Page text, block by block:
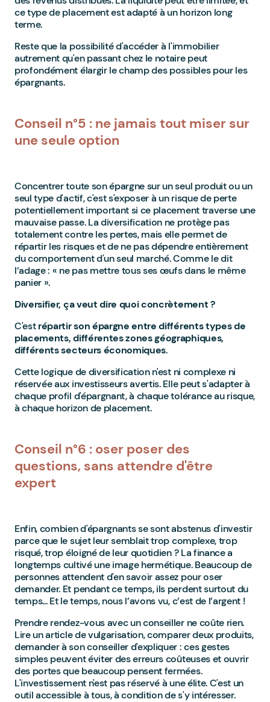
ce type de placement est adapté à un horizon long
terme.
Reste que la possibilité d'accéder à l'immobilier
autrement qu'en passant chez le notaire peut
profondément élargir le champ des possibles pour les
épargnants.
Conseil n°5 : ne jamais tout miser sur
une seule option
Concentrer toute son épargne sur un seul produit ou un
seul type d'actif, c'est s'exposer à un risque de perte
potentiellement important si ce placement traverse une
mauvaise passe. La diversification ne protège pas
totalement contre les pertes, mais elle permet de
répartir les risques et de ne pas dépendre entièrement
du comportement d'un seul marché. Comme le dit
l’adage : « ne pas mettre tous ses œufs dans le même
panier ».
Diversifier, ça veut dire quoi concrètement ?
C'estrépartir son épargne entre différents types de
placements, différentes zones géographiques,
différents secteurs économiques.
Cette logique de diversification n'est ni complexe ni
réservée aux investisseurs avertis. Elle peut s'adapter à
chaque profil d'épargnant, à chaque tolérance au risque,
à chaque horizon de placement.
Conseil n°6 : oser poser des
questions, sans attendre d'être
expert
Enfin, combien d'épargnants se sont abstenus d'investir
parce que le sujet leur semblait trop complexe, trop
risqué, trop éloigné de leur quotidien ? La finance a
longtemps cultivé une image hermétique. Beaucoup de
personnes attendent d'en savoir assez pour oser
demander. Et pendant ce temps, ils perdent surtout du
temps... Et le temps, nous l’avons vu, c’est de l’argent !
Prendre rendez-vous avec un conseiller ne coûte rien.
Lire un article de vulgarisation, comparer deux produits,
demander à son conseiller d'expliquer : ces gestes
simples peuvent éviter des erreurs coûteuses et ouvrir
des portes que beaucoup pensent fermées.
L'investissement n'est pas réservé à une élite. C'est un
outil accessible à tous, à condition de s'y intéresser.